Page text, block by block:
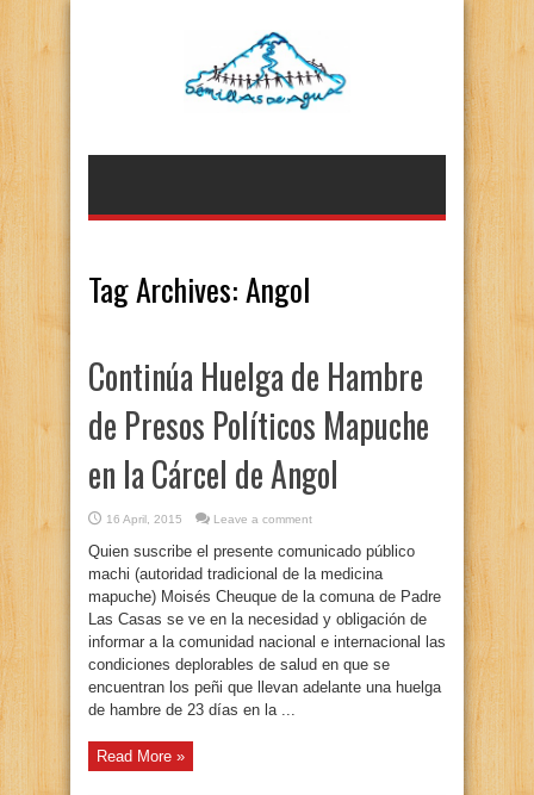
Tag Archives:Angol
Continúa Huelga de Hambre
de Presos Políticos Mapuche
en la Cárcel de Angol
16 April, 2015 Leave a comment
Quien suscribe el presente comunicado público
machi (autoridad tradicional de la medicina
mapuche) Moisés Cheuque de la comuna de Padre
Las Casas se ve en la necesidad y obligación de
informar a la comunidad nacional e internacional las
condiciones deplorables de salud en que se
encuentran los peñi que llevan adelante una huelga
de hambre de 23 días en la ...
Read More »